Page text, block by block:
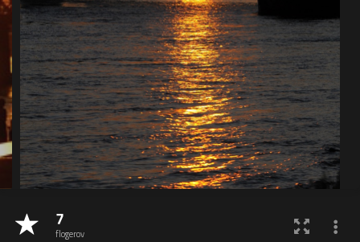
7
flogerov